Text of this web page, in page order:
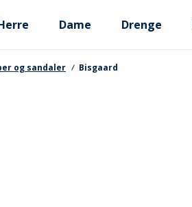
Dame Drenge
og sandaler Bisgaard